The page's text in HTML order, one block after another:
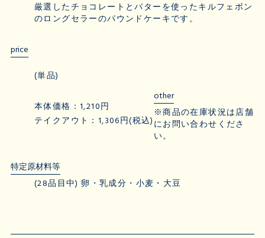
厳選したチョコレートとバターを使ったキルフェボン
のロングセラーのパウンドケーキです。
price
(単品)
本体価格：1,210円
テイクアウト：1,306円(税込)
other
※商品の在庫状況は店舗
にお問い合わせくださ
い。
特定原材料等
(28品目中) 卵・乳成分・小麦・大豆